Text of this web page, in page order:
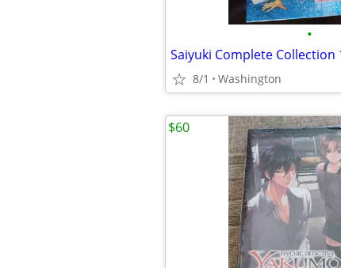
•
8/1 Washington
$60